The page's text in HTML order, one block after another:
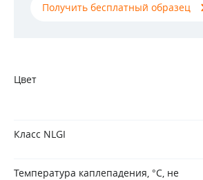
Получить бесплатный образец
Цвет
Класс NLGI
Температура каплепадения, °С, не